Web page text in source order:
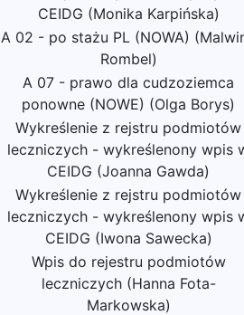
CEIDG (Monika Karpińska)
A 02 - po stażu PL (NOWA)
Rombel)
A 07 - prawo dla cudzoziemca
ponowne (NOWE) (Olga Borys)
Wykreślenie z rejstru podmiotów
leczniczych - wykreślenony wpis
CEIDG (Joanna Gawda)
Wykreślenie z rejstru podmiotów
leczniczych - wykreślenony wpis
CEIDG (Iwona Sawecka)
Wpis do rejestru podmiotów
leczniczych (Hanna Fota-
Markowska)